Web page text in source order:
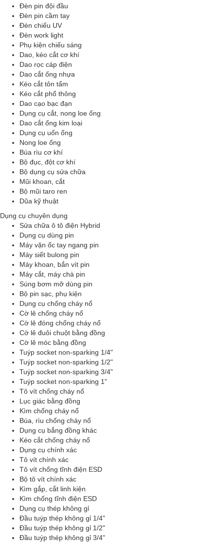
Đèn pin đội đầu
Đèn pin cầm tay
Đèn chiếu UV
Đèn work light
Phụ kiện chiếu sáng
Dao, kéo cắt cơ khí
Dao rọc cáp điện
Dao cắt ống nhựa
Kéo cắt tôn tấm
Kéo cắt phổ thông
Dao cạo bạc đạn
Dụng cụ cắt, nong loe ống
Dao cắt ống kim loại
Dụng cụ uốn ống
Nong loe ống
Búa rìu cơ khí
Bộ đục, đột cơ khí
Bộ dụng cụ sửa chữa
Mũi khoan, cắt
Bộ mũi taro ren
Dũa kỹ thuật
Dụng cụ chuyên dụng
Sửa chữa ô tô điện Hybrid
Dụng cụ dùng pin
Máy vặn ốc tay ngang pin
Máy siết bulong pin
Máy khoan, bắn vít pin
Máy cắt, máy chà pin
Súng bơm mỡ dùng pin
Bộ pin sạc, phụ kiện
Dụng cụ chống cháy nổ
Cờ lê chống cháy nổ
Cờ lê đóng chống cháy nổ
Cờ lê đuôi chuột bằng đồng
Cờ lê móc bằng đồng
Tuýp socket non-sparking 1/4"
Tuýp socket non-sparking 1/2"
Tuýp socket non-sparking 3/4"
Tuýp socket non-sparking 1"
Tô vít chống cháy nổ
Lục giác bằng đồng
Kìm chống cháy nổ
Búa, rìu chống cháy nổ
Dụng cụ bẳng đồng khác
Kéo cắt chống cháy nổ
Dụng cụ chính xác
Tô vít chính xác
Tô vít chống tĩnh điện ESD
Bộ tô vít chính xác
Kìm gắp, cắt linh kiện
Kìm chống tĩnh điện ESD
Dụng cụ thép không gỉ
Đầu tuýp thép không gỉ 1/4"
Đầu tuýp thép không gỉ 1/2"
Đầu tuýp thép không gỉ 3/4"